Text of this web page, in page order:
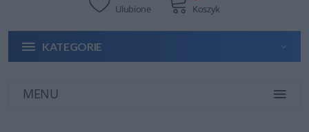
Ulubione Koszyk
KATEGORIE
MENU